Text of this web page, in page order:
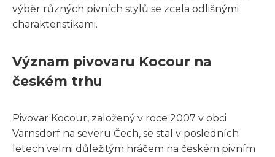
výběr různých pivních stylů se zcela odlišnými
charakteristikami.
Význam pivovaru Kocour na
českém trhu
Pivovar Kocour, založený v roce 2007 v obci
Varnsdorf na severu Čech, se stal v posledních
letech velmi důležitým hráčem na českém pivním